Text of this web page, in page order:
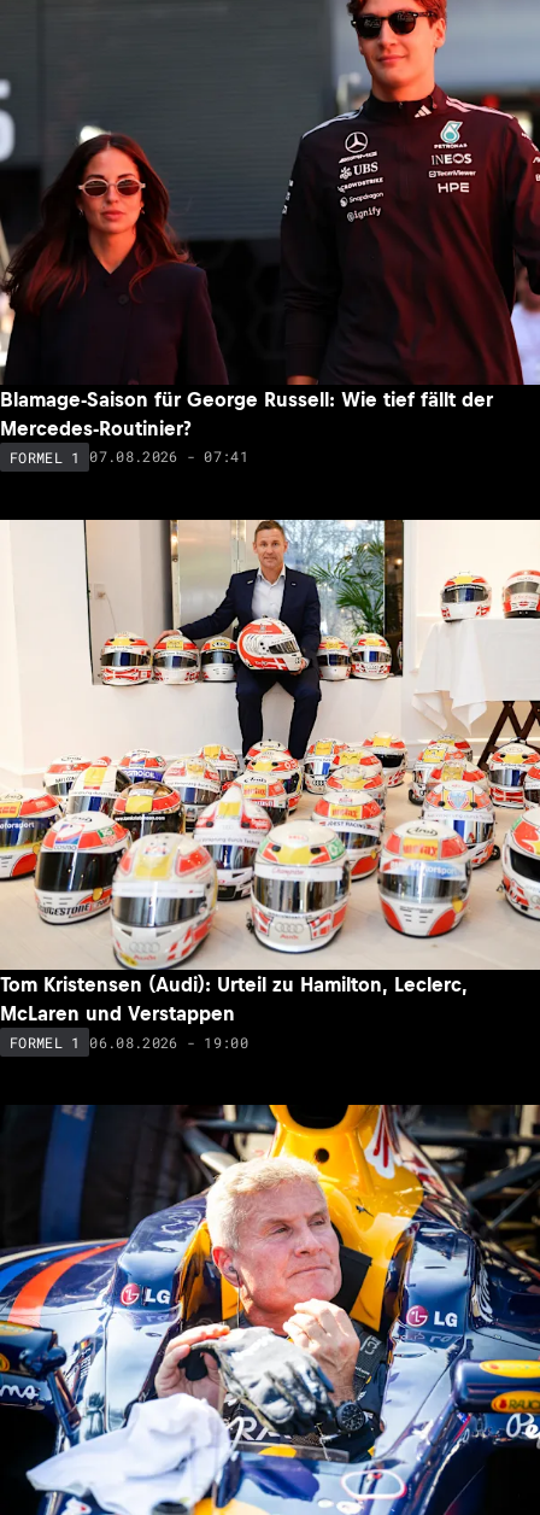
Blamage-Saison für George Russell: Wie tief fällt der
Mercedes-Routinier?
FORMEL 1 07.08.2026 - 07:41
Tom Kristensen (Audi): Urteil zu Hamilton, Leclerc,
McLaren und Verstappen
FORMEL 1 06.08.2026 - 19:00